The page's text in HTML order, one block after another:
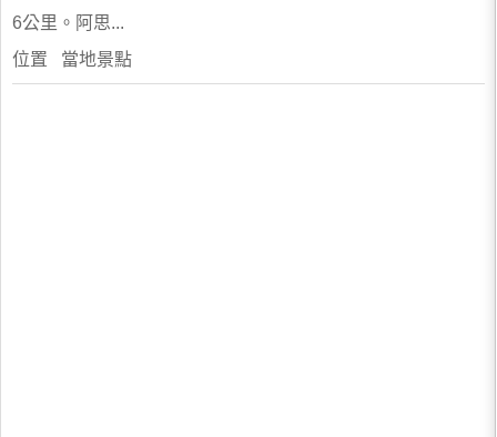
6公里。阿思...
位置 當地景點